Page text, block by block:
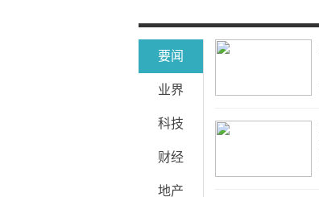
要闻
业界
科技
财经
地产